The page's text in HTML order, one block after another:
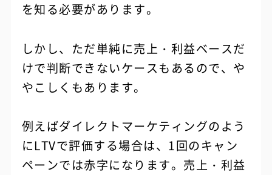
を知る必要があります。
しかし、ただ単純に売上・利益ベースだ
けで判断できないケースもあるので、や
やこしくもあります。
例えばダイレクトマーケティングのよう
にLTVで評価する場合は、1回のキャン
ペーンでは赤字になります。売上・利益